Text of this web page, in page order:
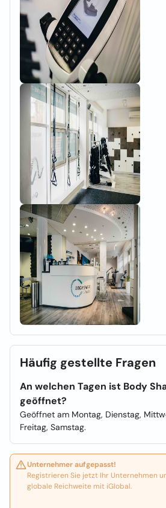
Häufig gestellte Fragen
An welchen Tagen ist Body
geöffnet?
Geöffnet am Montag, Dienstag,
Freitag, Samstag.
Unternehmer aufgepasst!
Registrieren Sie jetzt Ihr Unternehmen
globale Reichweite mit iGlobal.